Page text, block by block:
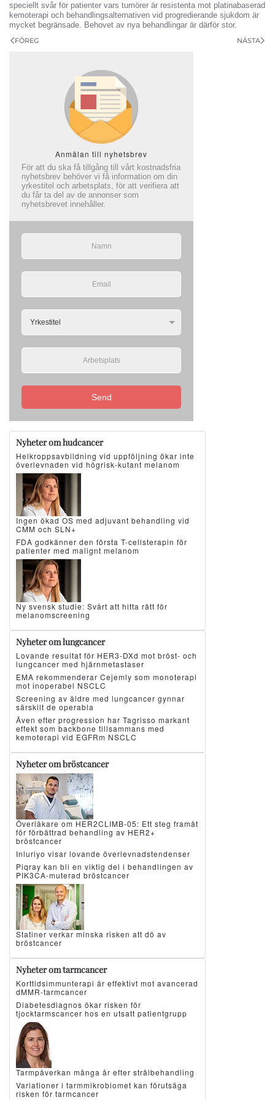
speciellt svår för patienter vars tumörer är resistenta mot platinabaserad
kemoterapi och behandlingsalternativen vid progredierande sjukdom är
mycket begränsade. Behovet av nya behandlingar är därför stor.
FÖREG NÄSTA
Anmälan till nyhetsbrev
För att du ska få tillgång till vårt kostnadsfria
nyhetsbrev behöver vi få information om din
yrkestitel och arbetsplats, för att verifiera att
du får ta del av de annonser som
nyhetsbrevet innehåller.
Send
Nyheter om hudcancer
Helkroppsavbildning vid uppföljning ökar inte
överlevnaden vid högrisk-kutant melanom
Ingen ökad OS med adjuvant behandling vid
CMM och SLN+
FDA godkänner den första T-cellsterapin för
patienter med malignt melanom
Ny svensk studie: Svårt att hitta rätt för
melanomscreening
Nyheter om lungcancer
Lovande resultat för HER3-DXd mot bröst- och
lungcancer med hjärnmetastaser
EMA rekommenderar Cejemly som monoterapi
mot inoperabel NSCLC
Screening av äldre med lungcancer gynnar
särskilt de operabla
Även efter progression har Tagrisso markant
effekt som backbone tillsammans med
kemoterapi vid EGFRm NSCLC
Nyheter om bröstcancer
Överläkare om HER2CLIMB-05: Ett steg framåt
för förbättrad behandling av HER2+
bröstcancer
Inluriyo visar lovande överlevnadstendenser
Piqray kan bli en viktig del i behandlingen av
PIK3CA-muterad bröstcancer
Statiner verkar minska risken att dö av
bröstcancer
Nyheter om tarmcancer
Korttidsimmunterapi är effektivt mot avancerad
dMMR-tarmcancer
Diabetesdiagnos ökar risken för
tjocktarmscancer hos en utsatt patientgrupp
Tarmpåverkan många år efter strålbehandling
Variationer i tarmmikrobiomet kan förutsäga
risken för tarmcancer